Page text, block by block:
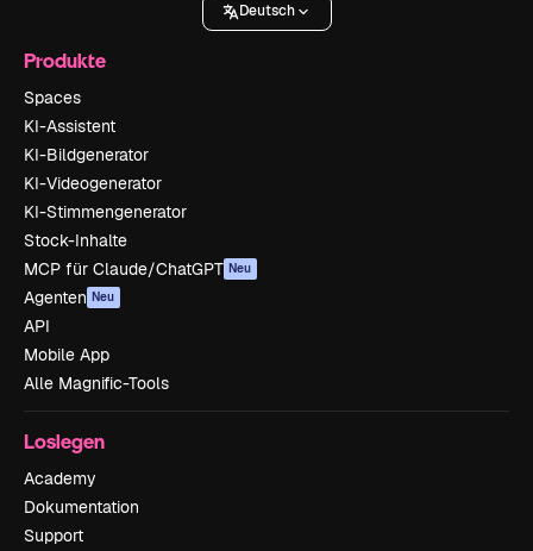
Deutsch
Produkte
Spaces
KI-Assistent
KI-Bildgenerator
KI-Videogenerator
KI-Stimmengenerator
Stock-Inhalte
MCP für Claude/ChatGPT Neu
Agenten Neu
API
Mobile App
Alle Magnific-Tools
Loslegen
Academy
Dokumentation
Support